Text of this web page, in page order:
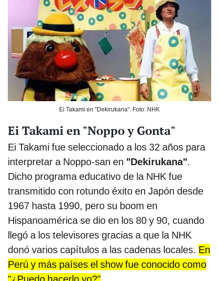
Ei Takami en "Dekirukana". Foto: NHK
Ei Takami en "Noppo y Gonta"
Ei Takami fue seleccionado a los 32 años para
interpretar a Noppo-san en "Dekirukana".
Dicho programa educativo de la NHK fue
transmitido con rotundo éxito en Japón desde
1967 hasta 1990, pero su boom en
Hispanoamérica se dio en los 80 y 90, cuando
llegó a los televisores gracias a que la NHK
donó varios capítulos a las cadenas locales. En
Perú y más países el show fue conocido como